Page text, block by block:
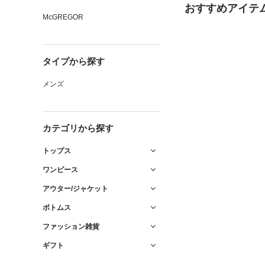
McGREGOR
タイプから探す
メンズ
カテゴリから探す
トップス
ワンピース
アウター/ジャケット
ボトムス
ファッション雑貨
ギフト
おすすめアイテ